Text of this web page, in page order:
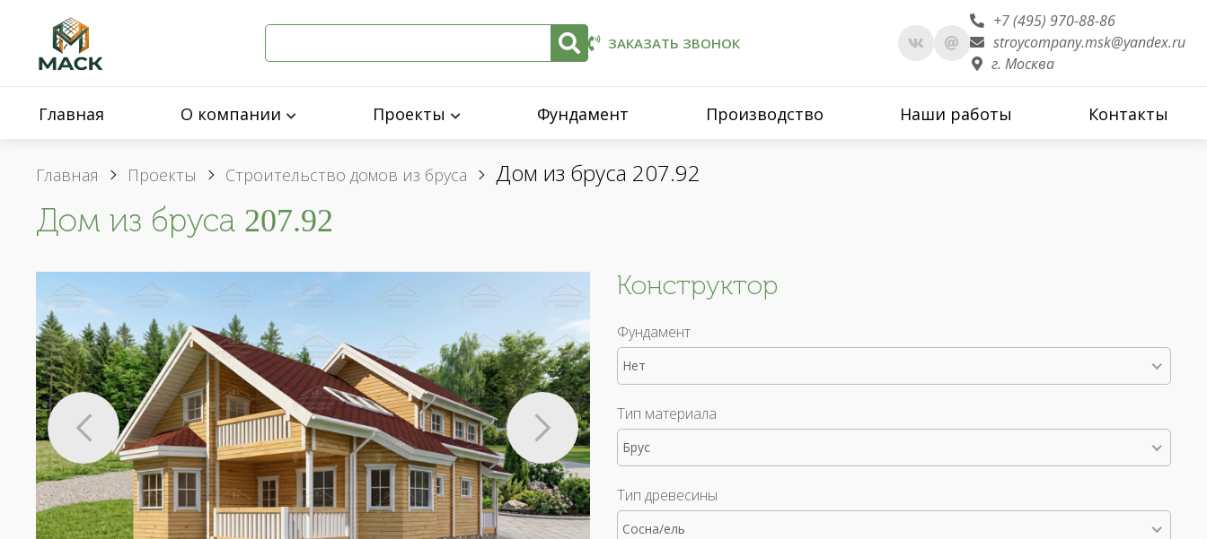
ЗАКАЗАТЬ ЗВОНОК
+7 (495) 970-88-86
stroycompany.msk@yandex.ru
г. Москва
Главная О компании Проекты Фундамент Производство Наши работы Контакты
Главная Проекты Строительство домов из бруса Дом из бруса 207.92
Дом из бруса 207.92
Конструктор
Фундамент
Нет
Тип материала
Брус
Тип древесины
Сосна/ель